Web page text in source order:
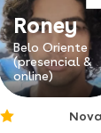
das pessoas e
contribua para
Roney
Belo Oriente
(presencial &
online)